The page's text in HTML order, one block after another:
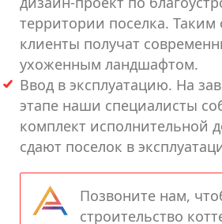
территории поселка.
клиенты получат
ухоженным ландшафтом.
Ввод в эксплуатацию. На
этапе наши специалисты
комплект исполнительной
сдают поселок в
Позвоните нам,
строительство